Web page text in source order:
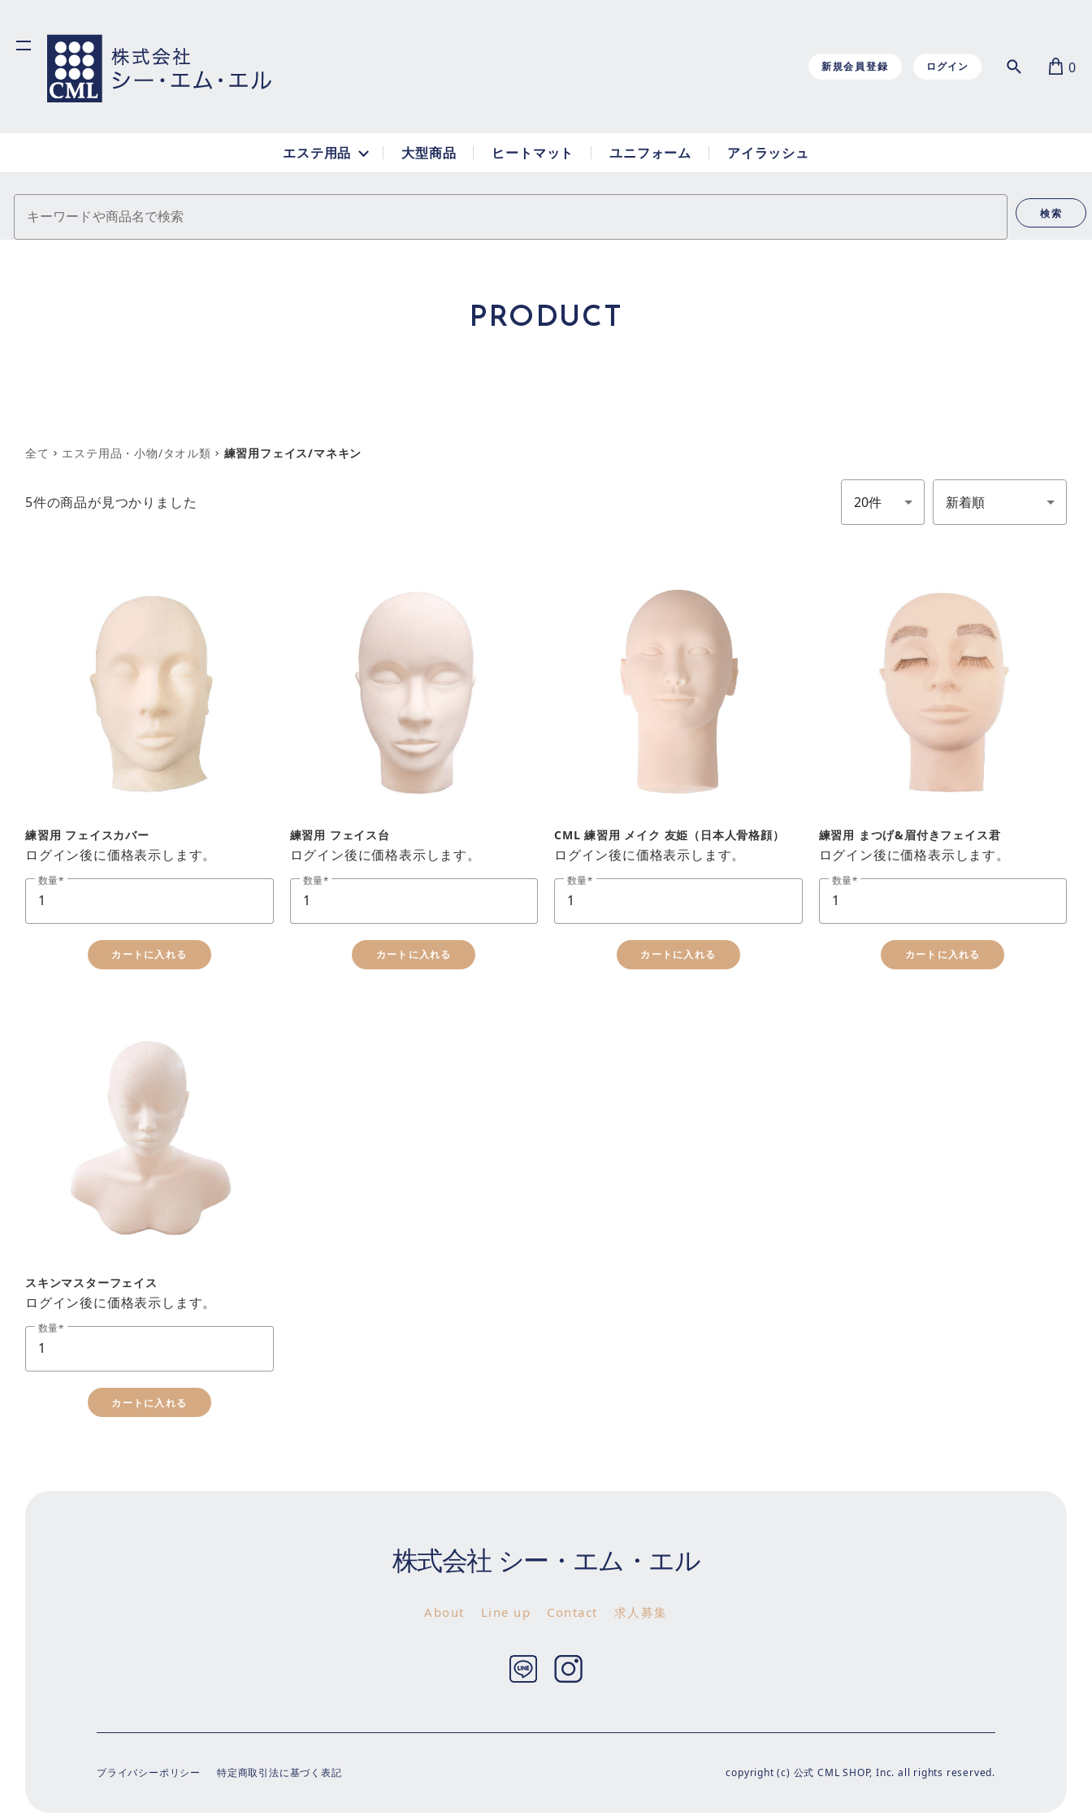
新規会員登録 ログイン 0
エステ用品 大型商品 ヒートマット ユニフォーム
アイラッシュ
検索
PRODUCT
全て エステ用品・小物/タオル類 練習用フェイス/マネキン
5件の商品が見つかりました
練習用 フェイスカバー
ログイン後に価格表示します。
数量
カートに入れる
練習用 フェイス台
ログイン後に価格表示します。
数量
カートに入れる
CML 練習用 メイク 友姫（日本人骨格顔）
ログイン後に価格表示します。
数量
カートに入れる
練習用 まつげ&眉付きフェイス君
ログイン後に価格表示します。
数量
カートに入れる
スキンマスターフェイス
ログイン後に価格表示します。
数量
カートに入れる
カートに追加しました。
カートへ進む
お買い物を続ける
株式会社 シー・エム・エル
About Line up Contact 求人募集
プライバシーポリシー 特定商取引法に基づく表記 copyright (c) 公式 CML SHOP, Inc. all rights reserved.